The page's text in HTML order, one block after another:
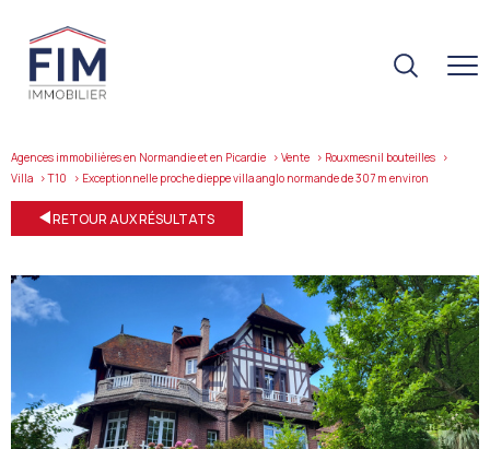
Agences immobilières en Normandie et en Picardie Vente
Rouxmesnil bouteilles
Villa
T10 exceptionnelle proche dieppe villa anglo normande de 307 m environ
RETOUR AUX RÉSULTATS